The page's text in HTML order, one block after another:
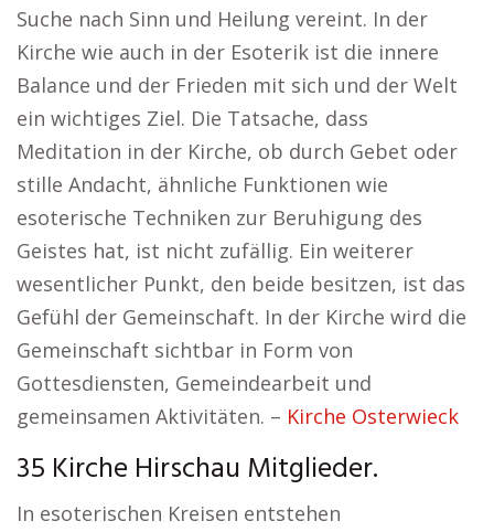
Suche nach Sinn und Heilung vereint. In der
Kirche wie auch in der Esoterik ist die innere
Balance und der Frieden mit sich und der Welt
ein wichtiges Ziel. Die Tatsache, dass
Meditation in der Kirche, ob durch Gebet oder
stille Andacht, ähnliche Funktionen wie
esoterische Techniken zur Beruhigung des
Geistes hat, ist nicht zufällig. Ein weiterer
wesentlicher Punkt, den beide besitzen, ist das
Gefühl der Gemeinschaft. In der Kirche wird die
Gemeinschaft sichtbar in Form von
Gottesdiensten, Gemeindearbeit und
gemeinsamen Aktivitäten. – Kirche Osterwieck
35 Kirche Hirschau Mitglieder.
In esoterischen Kreisen entstehen